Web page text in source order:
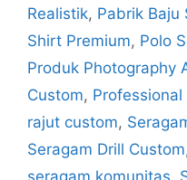
Realistik, Pabrik Baju
Shirt Premium, Polo
Produk Photography
Custom,
rajut custom,
Seragam Drill Custom
seragam komunitas,